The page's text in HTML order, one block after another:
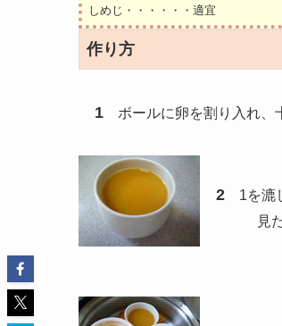
しめじ・・・・・・適宜
作り方
1 ボールに卵を割り入れ、
2 1を漉
見た目を